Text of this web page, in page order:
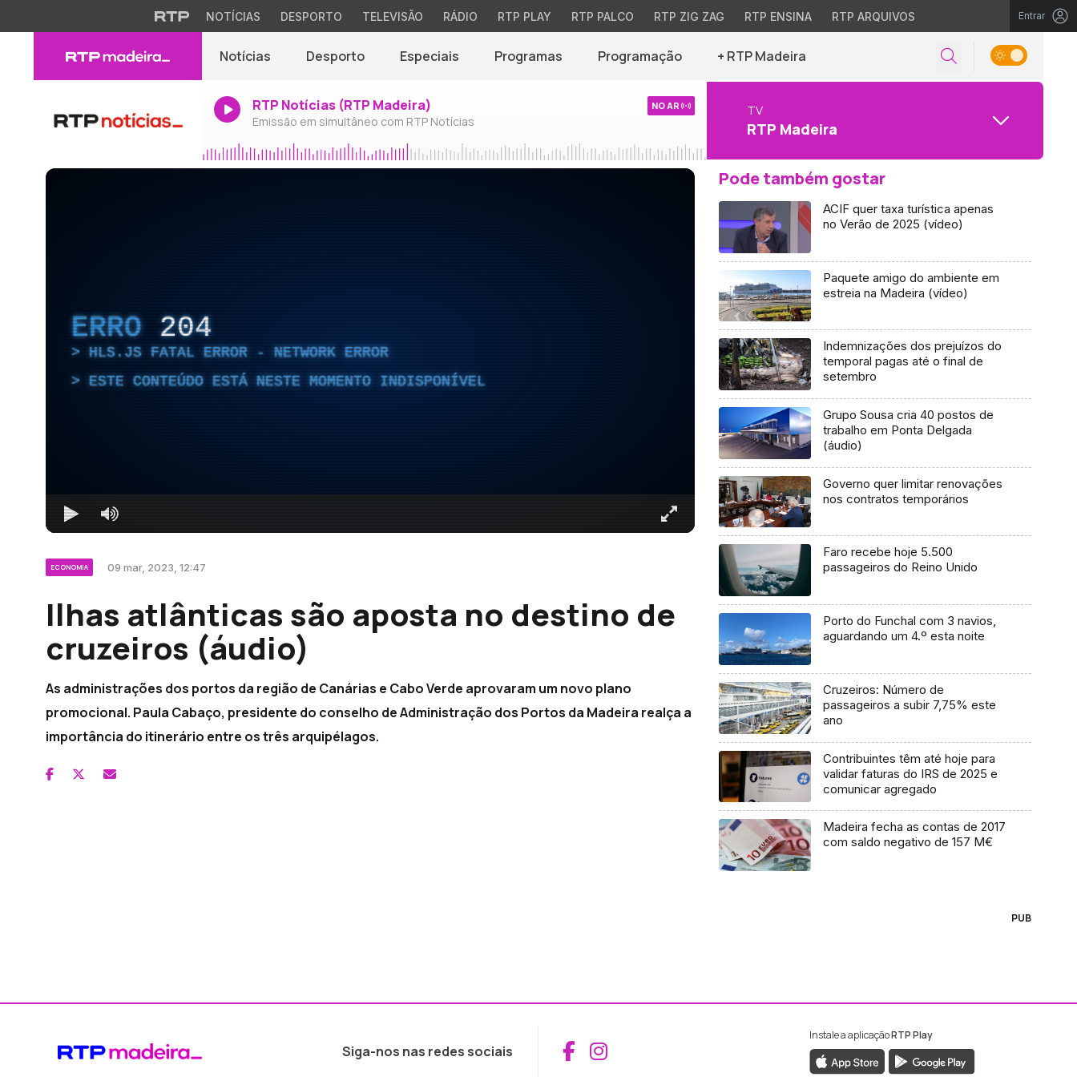
NOTÍCIAS DESPORTO TELEVISÃO RÁDIO RTP PLAY RTP PALCO RTP ZIG ZAG RTP ENSINA RTP ARQUIVOS Entrar
Notícias Desporto Especiais Programas Programação + RTP Madeira
RTP Notícias (RTP Madeira)
Emissão em simultâneo com RTP Notícias
NO AR TV
RTP Madeira
ERRO 204
HLS.JS FATAL ERROR - NETWORK ERROR
ESTE CONTEÚDO ESTÁ NESTE MOMENTO INDISPONÍVEL
ECONOMIA 09 mar, 2023, 12:47
Ilhas atlânticas são aposta no destino de
cruzeiros (áudio)
As administrações dos portos da região de Canárias e Cabo Verde aprovaram um novo plano
promocional. Paula Cabaço, presidente do conselho de Administração dos Portos da Madeira realça a
importância do itinerário entre os três arquipélagos.
Pode também gostar
ACIF quer taxa turística apenas
no Verão de 2025 (vídeo)
Paquete amigo do ambiente em
estreia na Madeira (vídeo)
Indemnizações dos prejuízos do
temporal pagas até o final de
setembro
Grupo Sousa cria 40 postos de
trabalho em Ponta Delgada
(áudio)
Governo quer limitar renovações
nos contratos temporários
Faro recebe hoje 5.500
passageiros do Reino Unido
Porto do Funchal com 3 navios,
aguardando um 4.º esta noite
Cruzeiros: Número de
passageiros a subir 7,75% este
ano
Contribuintes têm até hoje para
validar faturas do IRS de 2025 e
comunicar agregado
Madeira fecha as contas de 2017
com saldo negativo de 157 M€
PUB
Siga-nos nas redes sociais Aceder ao Facebook da RTP Madeira
Aceder ao Instagram da RTP Madeira
Instale a aplicaçãoRTP Play